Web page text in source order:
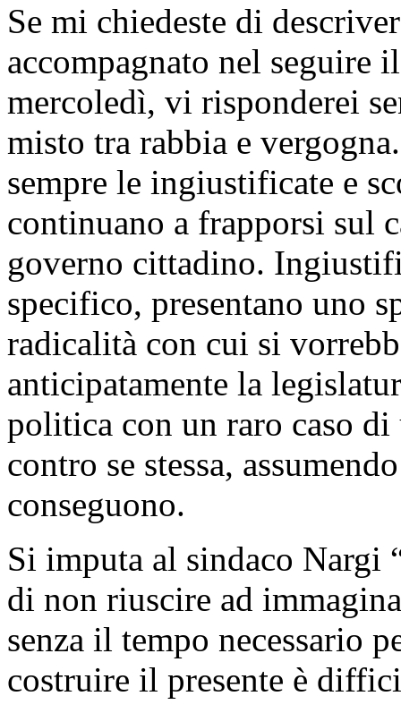
Se mi chiedeste di
accompagnato nel seguire
mercoledì, vi risponderei
misto tra rabbia e
sempre le ingiustificate e
continuano a frapporsi sul
governo cittadino.
specifico, presentano uno
radicalità con cui si
anticipatamente la
politica con un raro caso
contro se stessa,
conseguono.
Si imputa al sindaco Nargi
di non riuscire ad
senza il tempo necessario
costruire il presente è